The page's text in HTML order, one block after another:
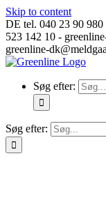
Skip to content
DE tel. 040 23 90 980
523 142 10 -
greenline-
Søg efter:
Søg efter: